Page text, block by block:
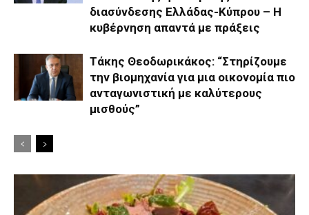
διασύνδεσης Ελλάδας-Κύπρου – Η
κυβέρνηση απαντά με πράξεις
Τάκης Θεοδωρικάκος: “Στηρίζουμε
την βιομηχανία για μια οικονομία πιο
ανταγωνιστική με καλύτερους
μισθούς”